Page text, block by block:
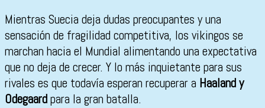
Mientras Suecia deja dudas preocupantes y una
sensación de fragilidad competitiva, los vikingos se
marchan hacia el Mundial alimentando una expectativa
que no deja de crecer. Y lo más inquietante para sus
rivales es que todavía esperan recuperar a Haaland y
Odegaardpara la gran batalla.